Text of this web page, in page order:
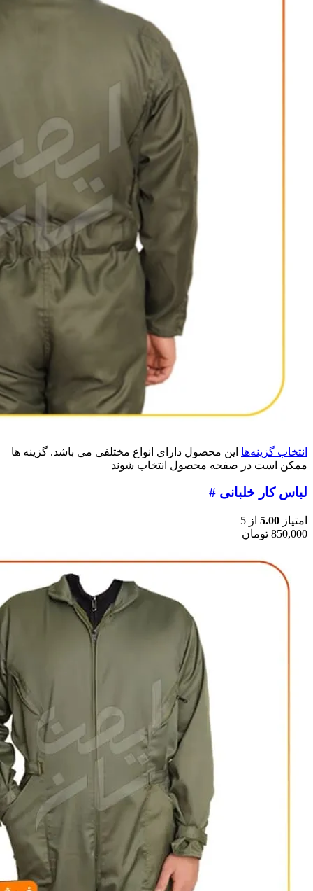
انتخاب گزینه‌ها این محصول دارای انواع مختلفی می باشد. گزینه ها
ممکن است در صفحه محصول انتخاب شوند
لباس کار خلبانی #
امتیاز 5.00 از 5
850,000 تومان